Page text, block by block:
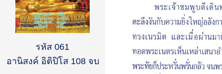
รหัส 061
อานิสงค์ อิติปิโส 108 จบ